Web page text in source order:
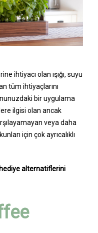
ihtiyacı olan ışığı, suyu
tüm ihtiyaçlarını
bir uygulama
ilgisi olan ancak
veya daha
için çok ayrıcalıklı
alternatiflerini